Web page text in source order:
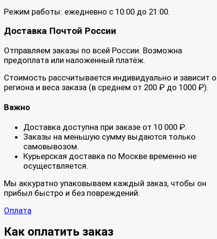
Режим работы: ежедневно с 10:00 до 21:00.
Доставка Почтой России
Отправляем заказы по всей России. Возможна
предоплата или наложенный платёж.
Стоимость рассчитывается индивидуально и зависит
региона и веса заказа (в среднем от 200 ₽ до 1000 ₽).
Важно
Доставка доступна при заказе от 10 000 ₽.
Заказы на меньшую сумму выдаются только
самовывозом.
Курьерская доставка по Москве временно не
осуществляется.
Мы аккуратно упаковываем каждый заказ, чтобы он
прибыл быстро и без повреждений.
Оплата
Как оплатить заказ